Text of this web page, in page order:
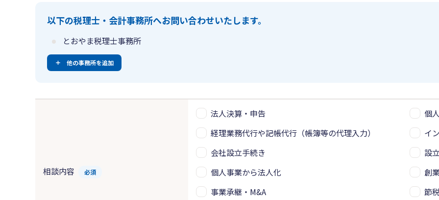
以下の税理士・会計事務所へお問い合わせいたします。
とおやま税理士事務所
他の事務所を追加
相談内容 必須
法人決算・申告
個
経理業務代行や記帳代行（帳簿等の代理入力）
イ
会社設立手続き
設
個人事業から法人化
創
事業承継・M&A
節